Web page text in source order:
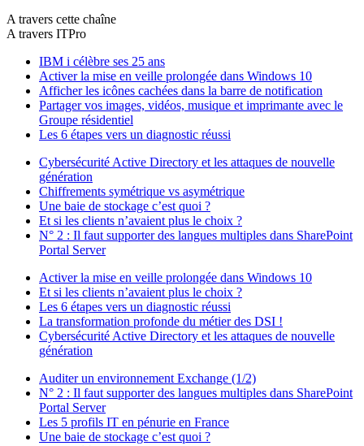
A travers cette chaîne
A travers ITPro
IBM i célèbre ses 25 ans
Activer la mise en veille prolongée dans Windows 10
Afficher les icônes cachées dans la barre de notification
Partager vos images, vidéos, musique et imprimante avec le
Groupe résidentiel
Les 6 étapes vers un diagnostic réussi
Cybersécurité Active Directory et les attaques de nouvelle
génération
Chiffrements symétrique vs asymétrique
Une baie de stockage c’est quoi ?
Et si les clients n’avaient plus le choix ?
N° 2 : Il faut supporter des langues multiples dans SharePoint
Portal Server
Activer la mise en veille prolongée dans Windows 10
Et si les clients n’avaient plus le choix ?
Les 6 étapes vers un diagnostic réussi
La transformation profonde du métier des DSI !
Cybersécurité Active Directory et les attaques de nouvelle
génération
Auditer un environnement Exchange (1/2)
N° 2 : Il faut supporter des langues multiples dans SharePoint
Portal Server
Les 5 profils IT en pénurie en France
Une baie de stockage c’est quoi ?